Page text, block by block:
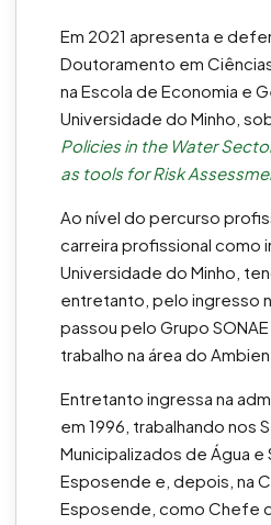
Em 2021 apresenta e
Doutoramento em
na Escola de Economia e
Universidade do Minho,
Policies in the Water
as tools for Risk
Ao nível do percurso
carreira profissional como
Universidade do Minho,
entretanto, pelo ingresso
passou pelo Grupo
trabalho na área do
Entretanto ingressa na
em 1996, trabalhando nos
Municipalizados de Água
Esposende e, depois, na
Esposende, como Chefe